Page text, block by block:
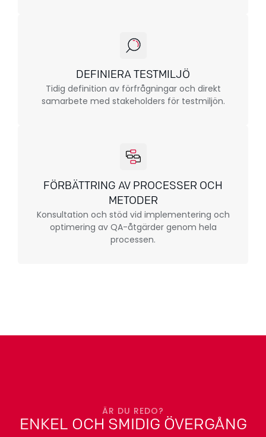
DEFINIERA TESTMILJÖ
Tidig definition av förfrågningar och direkt
samarbete med stakeholders för testmiljön.
FÖRBÄTTRING AV PROCESSER OCH
METODER
Konsultation och stöd vid implementering och
optimering av QA-åtgärder genom hela
processen.
ÄR DU REDO?
ENKEL OCH SMIDIG ÖVERGÅNG